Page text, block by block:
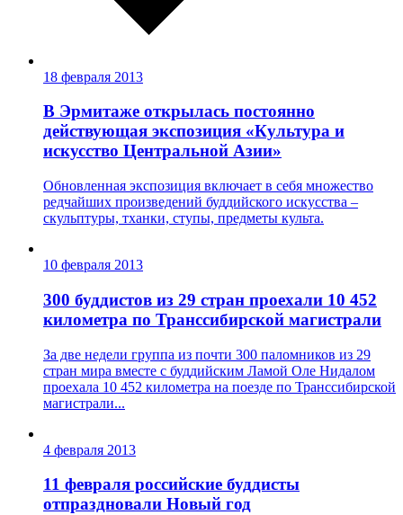
18 февраля 2013
В Эрмитаже открылась постоянно
действующая экспозиция «Культура и
искусство Центральной Азии»
Обновленная экспозиция включает в себя множество
редчайших произведений буддийского искусства –
скульптуры, тханки, ступы, предметы культа.
10 февраля 2013
300 буддистов из 29 стран проехали 10 452
километра по Транссибирской магистрали
За две недели группа из почти 300 паломников из 29
стран мира вместе с буддийским Ламой Оле Нидалом
проехала 10 452 километра на поезде по Транссибирской
магистрали...
4 февраля 2013
11 февраля российские буддисты
отпраздновали Новый год